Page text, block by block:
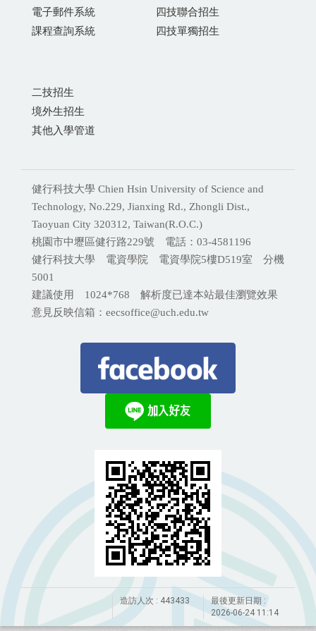
電子郵件系統
課程查詢系統
四技聯合招生
四技單獨招生
二技招生
境外生招生
其他入學管道
健行科技大學 Chien Hsin University of Science and
Technology, No.229, Jianxing Rd., Zhongli Dist.,
Taoyuan City 320312, Taiwan(R.O.C.)
桃園市中壢區健行路229號 電話：03-4581196
健行科技大學 電資學院 電資學院5樓D519室 分機
5001
建議使用 1024*768 解析度已達本站最佳瀏覽效果
意見反映信箱：eecsoffice@uch.edu.tw
造訪人次 : 443433
最後更新日期 :
2026-06-24 11:14